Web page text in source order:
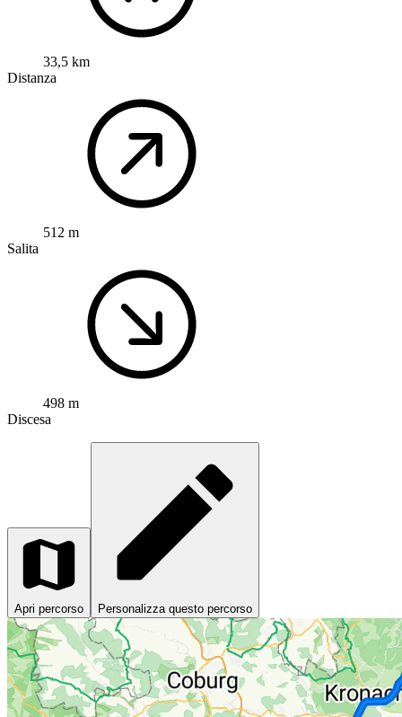
33,5 km
Distanza
512 m
Salita
498 m
Discesa
Apri percorso Personalizza questo percorso